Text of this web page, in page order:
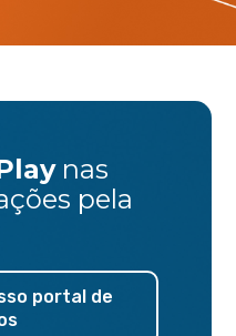
nas
pela
portal de